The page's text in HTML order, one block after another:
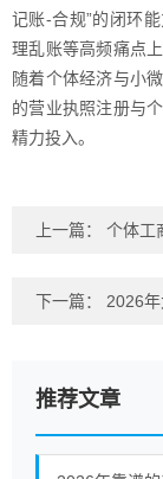
记账-合规”的闭环
理乱账等高频痛点
随着个体经济与小
的营业执照注册与
精力投入。
上一篇： 个体工
下一篇： 2026
推荐文章